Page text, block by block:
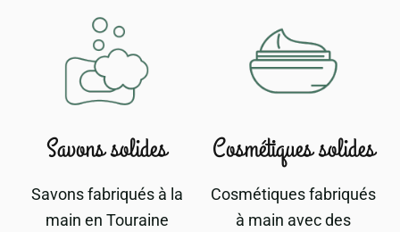
Savons solides
Savons fabriqués à la
main en Touraine
Cosmétiques solides
Cosmétiques fabriqués
à main avec des